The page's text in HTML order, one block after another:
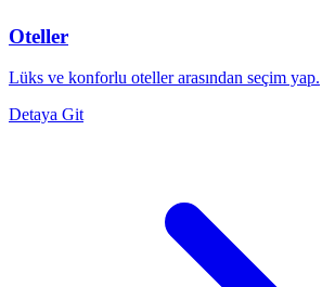
Oteller
Lüks ve konforlu oteller arasından seçim yap.
Detaya Git